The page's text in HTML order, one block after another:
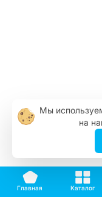
Главная Каталог
Мы
на